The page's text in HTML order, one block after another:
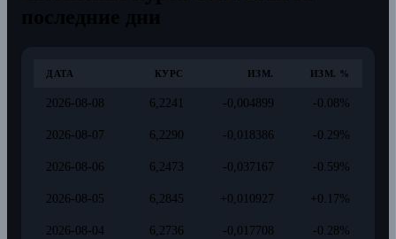
ДАТА КУРС ИЗМ. ИЗМ. %
2026-08-08 6,2241 -0,004899 -0.08%
2026-08-07 6,2290 -0,018386 -0.29%
2026-08-06 6,2473 -0,037167 -0.59%
2026-08-05 6,2845 +0,010927 +0.17%
2026-08-04 6,2736 -0,017708 -0.28%